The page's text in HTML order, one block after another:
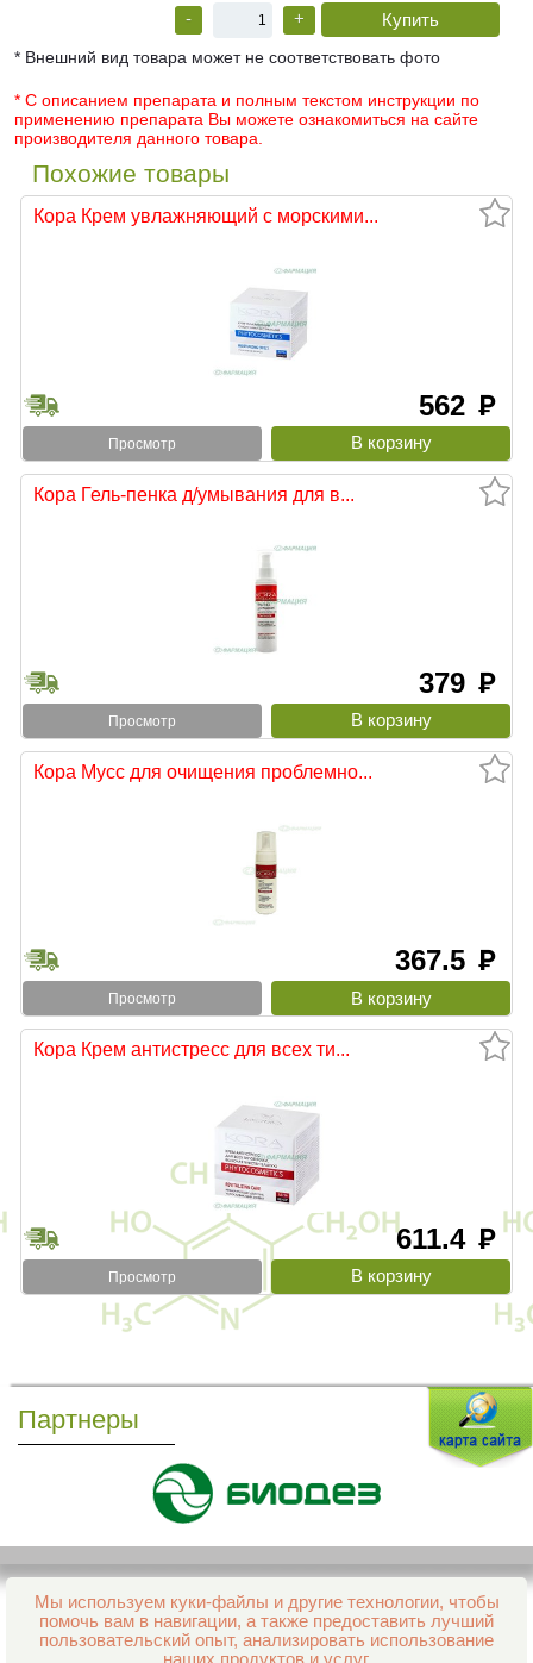
- +
* Внешний вид товара может не соответствовать фото
* С описанием препарата и полным текстом инструкции по
применению препарата Вы можете ознакомиться на сайте
производителя данного товара.
Похожие товары
Кора Крем увлажняющий с морскими...
562 руб
Просмотр
Кора Гель-пенка д/умывания для в...
379 руб
Просмотр
Кора Мусс для очищения проблемно...
367.5 руб
Просмотр
Кора Крем антистресс для всех ти...
611.4 руб
Просмотр
Партнеры
Мы используем куки-файлы и другие технологии, чтобы
помочь вам в навигации, а также предоставить лучший
пользовательский опыт, анализировать использование
Все права защищены и охраняются законом
© 2013–2026 Интернет-аптека Фармация
support@aptekapenza.ru